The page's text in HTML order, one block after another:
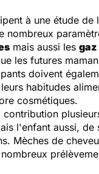
à une étude de
nombreux
mais aussi les gaz
les futures
doivent
habitudes
cosmétiques.
contribution
l'enfant aussi, de
Mèches de